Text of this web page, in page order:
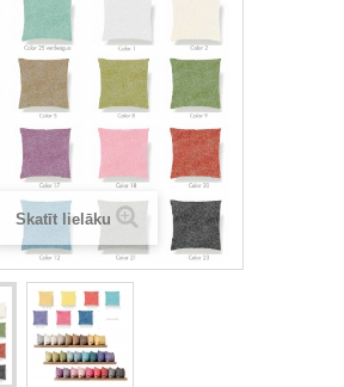
Skatīt lielāku